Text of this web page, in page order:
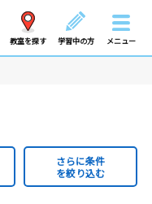
教室を探す 学習中の方 メニュー
さらに条件
を絞り込む